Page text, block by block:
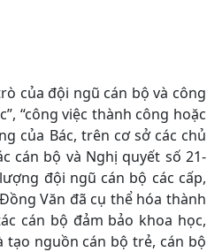
của đội ngũ cán bộ và công
“công việc thành công hoặc
của Bác, trên cơ sở các chủ
cán bộ và Nghị quyết số 21-
đội ngũ cán bộ các cấp,
Văn đã cụ thể hóa thành
cán bộ đảm bảo khoa học,
tạo nguồn cán bộ trẻ, cán bộ